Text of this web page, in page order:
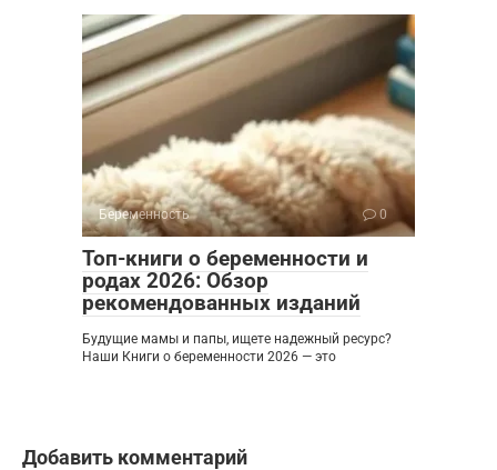
Беременность 0
Топ-книги о беременности и
родах 2026: Обзор
рекомендованных изданий
Будущие мамы и папы, ищете надежный ресурс?
Наши Книги о беременности 2026 — это
Добавить комментарий